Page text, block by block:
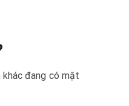
đang có mặt